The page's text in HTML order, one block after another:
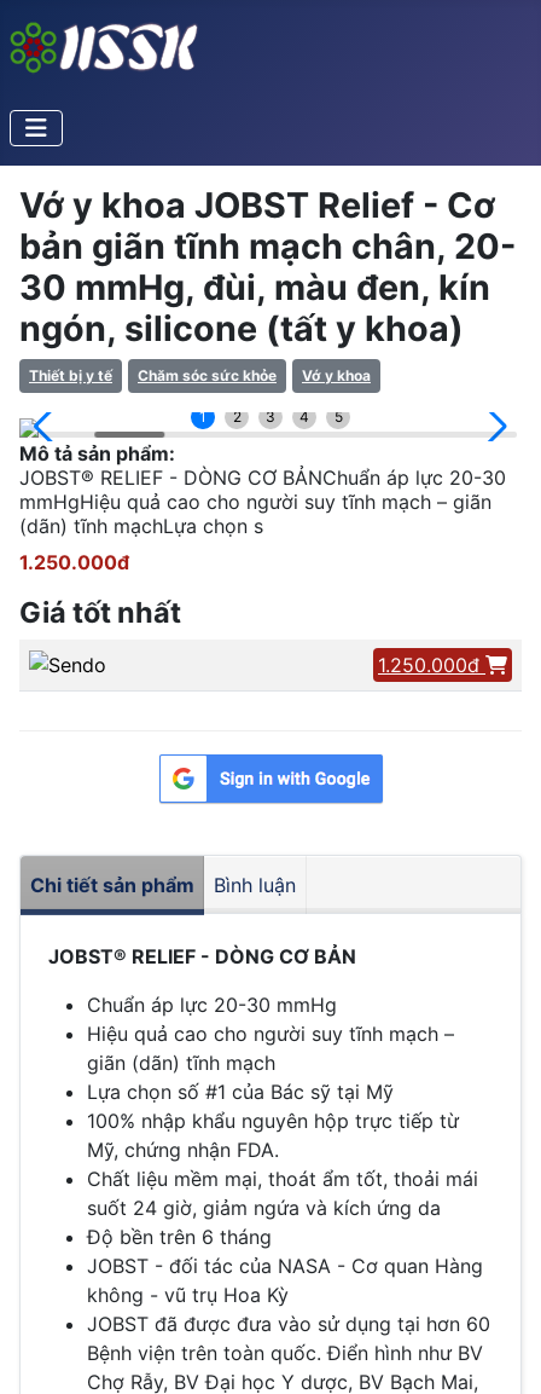
Vớ y khoa JOBST Relief - Cơ
bản giãn tĩnh mạch chân, 20-
30 mmHg, đùi, màu đen, kín
ngón, silicone (tất y khoa)
Thiết bị y tế Chăm sóc sức khỏe Vớ y khoa
1 2 3 4 5
Mô tả sản phẩm:
JOBST® RELIEF - DÒNG CƠ BẢNChuẩn áp lực 20-30
mmHgHiệu quả cao cho người suy tĩnh mạch – giãn
(dãn) tĩnh mạchLựa chọn s
1.250.000đ
Giá tốt nhất
1.250.000đ
Chi tiết sản phẩm Bình luận
JOBST® RELIEF - DÒNG CƠ BẢN
Chuẩn áp lực 20-30 mmHg
Hiệu quả cao cho người suy tĩnh mạch –
giãn (dãn) tĩnh mạch
Lựa chọn số #1 của Bác sỹ tại Mỹ
100% nhập khẩu nguyên hộp trực tiếp từ
Mỹ, chứng nhận FDA.
Chất liệu mềm mại, thoát ẩm tốt, thoải mái
suốt 24 giờ, giảm ngứa và kích ứng da
Độ bền trên 6 tháng
JOBST - đối tác của NASA - Cơ quan Hàng
không - vũ trụ Hoa Kỳ
JOBST đã được đưa vào sử dụng tại hơn 60
Bệnh viện trên toàn quốc. Điển hình như BV
Chợ Rẫy, BV Đại học Y dược, BV Bạch Mai,